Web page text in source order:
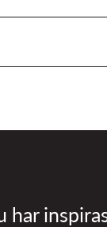
har